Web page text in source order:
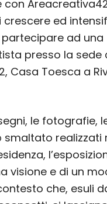
con
ed
partecipare ad una
presso la sede
Casa Toesca a
le fotografie,
smaltato realizzati
visione e di un
che, esuli